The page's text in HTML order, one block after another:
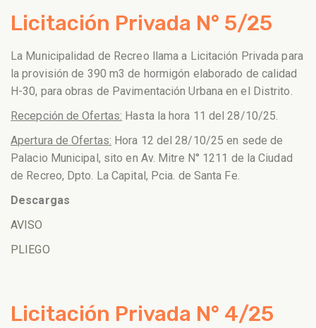
Licitación Privada N° 5/25
La Municipalidad de Recreo llama a Licitación Privada para
la provisión de 390 m3 de hormigón elaborado de calidad
H-30, para obras de Pavimentación Urbana en el Distrito.
Recepción de Ofertas: Hasta la hora 11 del 28/10/25.
Apertura de Ofertas: Hora 12 del 28/10/25 en sede de
Palacio Municipal, sito en Av. Mitre N° 1211 de la Ciudad
de Recreo, Dpto. La Capital, Pcia. de Santa Fe.
Descargas
AVISO
PLIEGO
Licitación Privada N° 4/25